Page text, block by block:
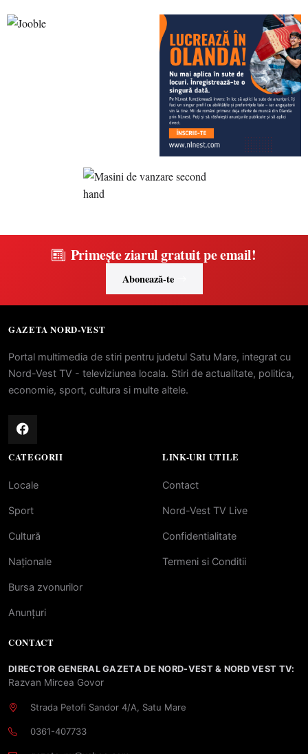
Primește ziarul gratuit pe email!
Abonează-te
GAZETA NORD-VEST
Portal multimedia de stiri pentru judetul Satu Mare, integrat cu
Nord-Vest TV - televiziunea locala. Stiri de actualitate, politica,
economie, sport, cultura si multe altele.
CATEGORII
Locale
Sport
Cultură
Naționale
Bursa zvonurilor
Anunțuri
LINK-URI UTILE
Contact
Nord-Vest TV Live
Confidentialitate
Termeni si Conditii
CONTACT
DIRECTOR GENERAL GAZETA DE NORD-VEST & NORD VEST TV:
Razvan Mircea Govor
Strada Petofi Sandor 4/A, Satu Mare
0361-407733